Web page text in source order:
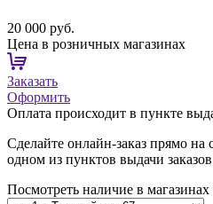
20 000 руб.
Цена в розничных магазинах
Заказать
Оформить
Оплата происходит в пункте
Сделайте онлайн-заказ прямо
одном из пунктов выдачи
Посмотреть наличие в